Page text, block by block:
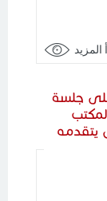
المزيد
جلسة
يتقدمه